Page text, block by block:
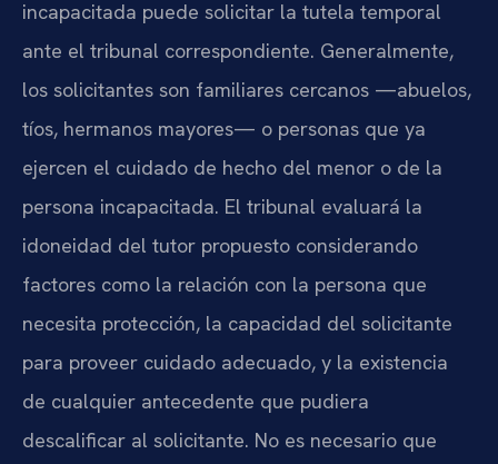
incapacitada puede solicitar la tutela temporal
ante el tribunal correspondiente. Generalmente,
los solicitantes son familiares cercanos —abuelos,
tíos, hermanos mayores— o personas que ya
ejercen el cuidado de hecho del menor o de la
persona incapacitada. El tribunal evaluará la
idoneidad del tutor propuesto considerando
factores como la relación con la persona que
necesita protección, la capacidad del solicitante
para proveer cuidado adecuado, y la existencia
de cualquier antecedente que pudiera
descalificar al solicitante. No es necesario que